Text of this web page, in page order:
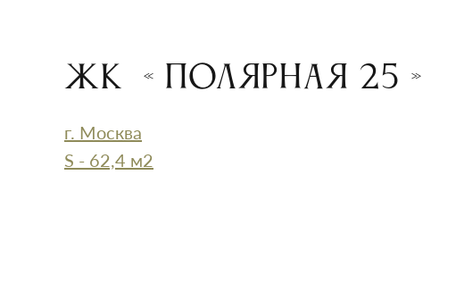
г. Москва
S - 62,4 м2
ЖК «Полярная 25»